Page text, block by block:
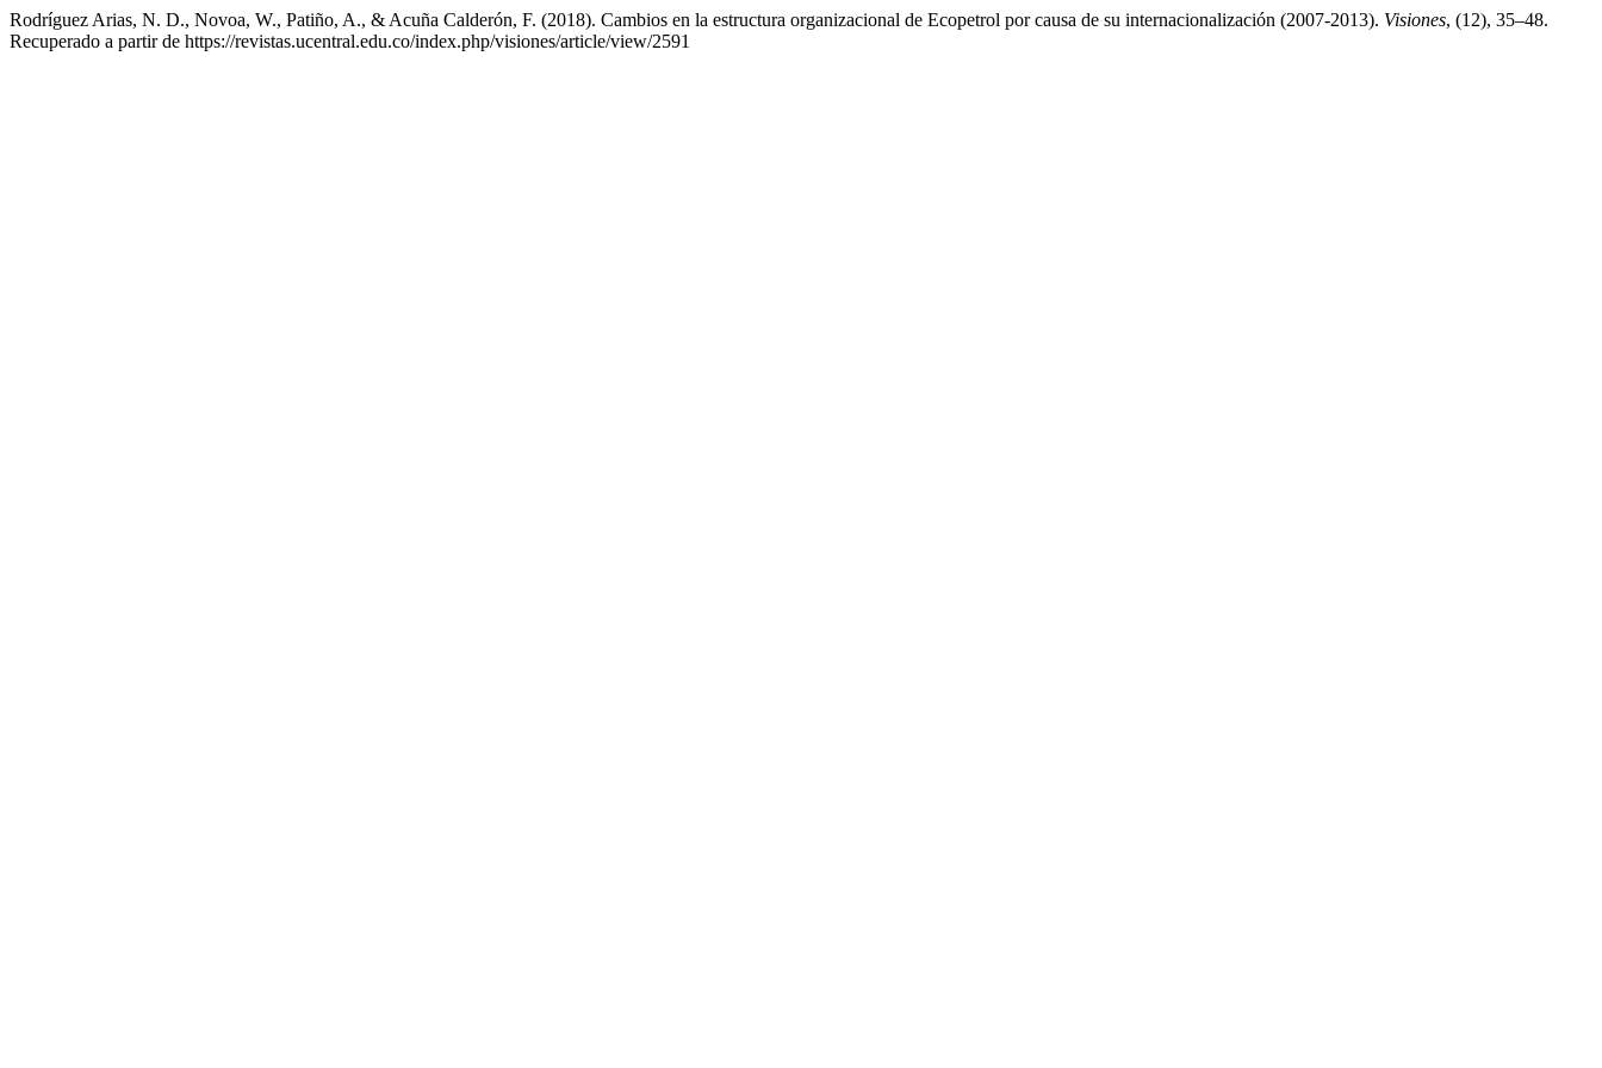
Rodríguez Arias, N. D., Novoa, W., Patiño, A., & Acuña Calderón, F. (2018). Cambios en la estructura organizacional de Ecopetrol por causa de su internacionalización (2007-2013). Visiones, (12), 35–48.
Recuperado a partir de https://revistas.ucentral.edu.co/index.php/visiones/article/view/2591